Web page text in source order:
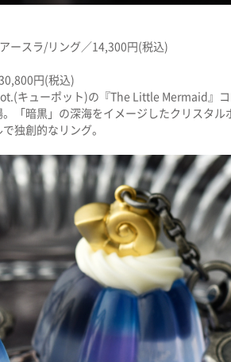
ースラ/リング／14,300円(税込)
円(税込)
キューポット)の『The Little Mermaid』
「暗黒」の深海をイメージしたクリスタル
独創的なリング。